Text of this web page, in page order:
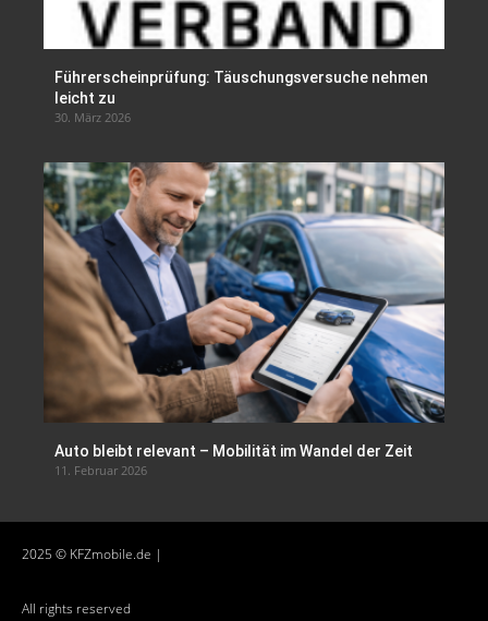
Führerscheinprüfung: Täuschungsversuche nehmen
leicht zu
30. März 2026
Auto bleibt relevant – Mobilität im Wandel der Zeit
11. Februar 2026
2025 © KFZmobile.de |
All rights reserved